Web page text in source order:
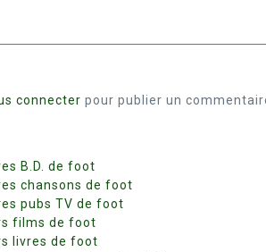
connecter pour publier un
B.D. de foot
chansons de foot
pubs TV de foot
films de foot
livres de foot